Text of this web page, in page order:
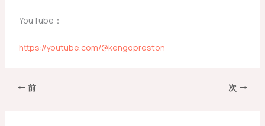
YouTube：
https://youtube.com/@kengopreston
前 次